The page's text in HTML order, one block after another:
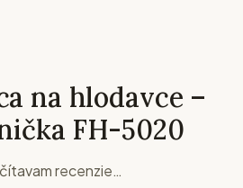
na hlodavce –
FH-5020
recenzie…